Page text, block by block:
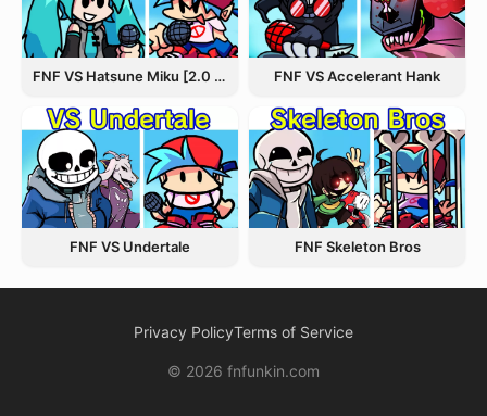
FNF VS Hatsune Miku [2.0 Update] FNF VS Accelerant Hank
FNF VS Undertale FNF Skeleton Bros
Privacy PolicyTerms of Service
© 2026 fnfunkin.com